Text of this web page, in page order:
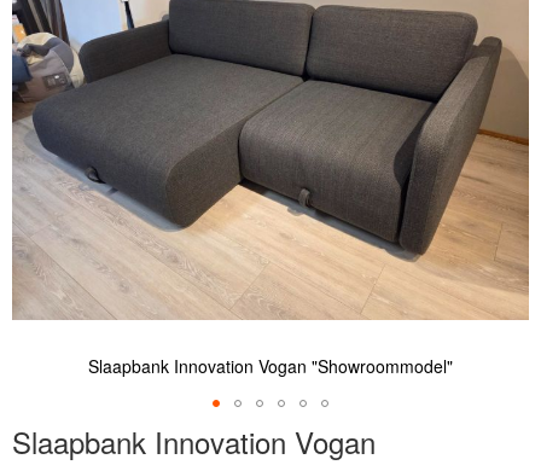
de
afbeeldingen-
gallerij
Slaapbank Innovation Vogan "Showroommodel"
Ga
Slaapbank Innovation Vogan